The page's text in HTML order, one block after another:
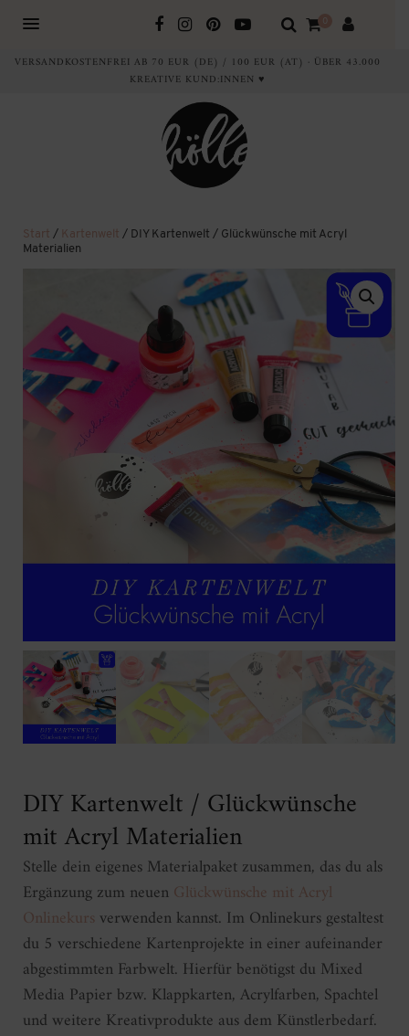
0
VERSANDKOSTENFREI AB 70 EUR (DE) / 100 EUR (AT) · ÜBER 43.000
KREATIVE KUND:INNEN ♥
Start / Kartenwelt / DIY Kartenwelt / Glückwünsche mit Acryl
Materialien
DIY Kartenwelt / Glückwünsche
mit Acryl Materialien
Stelle dein eigenes Materialpaket zusammen, das du als
Ergänzung zum neuenGlückwünsche mit Acryl
Onlinekurs verwenden kannst. Im Onlinekurs gestaltest
du 5 verschiedene Kartenprojekte in einer aufeinander
abgestimmten Farbwelt. Hierfür benötigst du Mixed
Media Papier bzw. Klappkarten, Acrylfarben, Spachtel
und weitere Kreativprodukte aus dem Künstlerbedarf.